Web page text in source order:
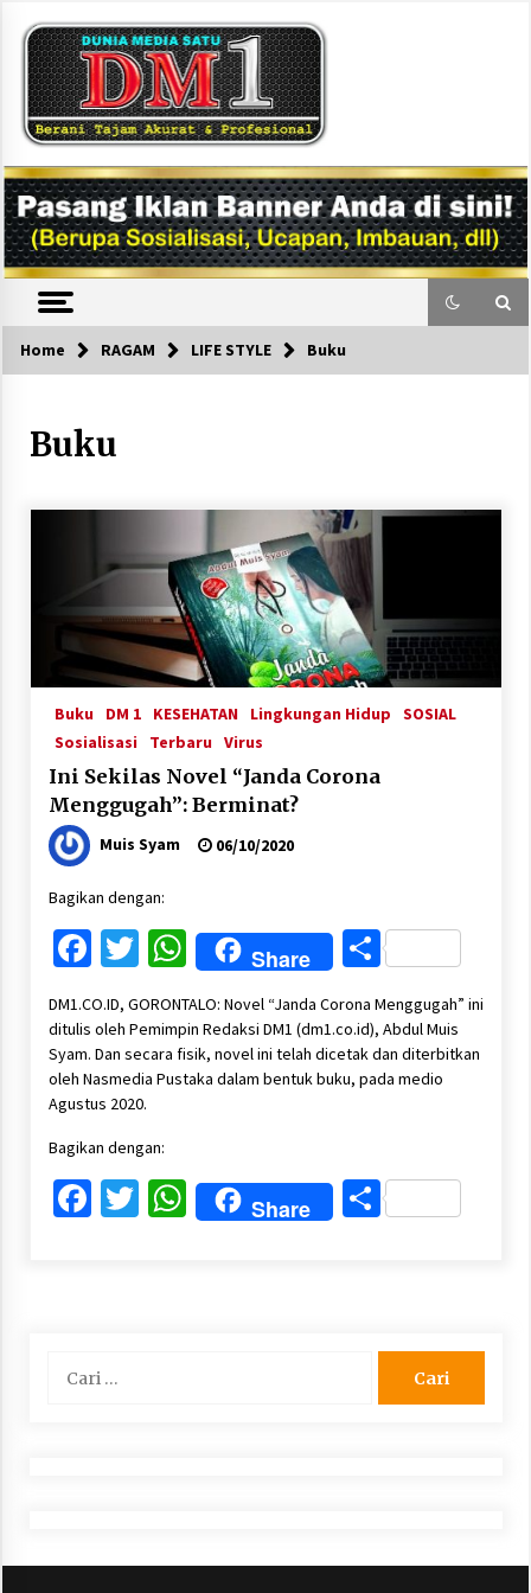
content
DM1
Home RAGAM LIFE STYLE Buku
Buku
Buku DM 1 KESEHATAN Lingkungan Hidup
SOSIAL
Sosialisasi
Terbaru Virus
Ini Sekilas Novel “Janda Corona
Menggugah”: Berminat?
Muis Syam 06/10/2020
Bagikan dengan:
Facebook
Twitter
WhatsApp
Share Share
DM1.CO.ID, GORONTALO: Novel “Janda Corona Menggugah” ini
ditulis oleh Pemimpin Redaksi DM1 (dm1.co.id), Abdul Muis
Syam. Dan secara fisik, novel ini telah dicetak dan diterbitkan
oleh Nasmedia Pustaka dalam bentuk buku, pada medio
Agustus 2020.
Bagikan dengan:
Facebook
Twitter
WhatsApp
Share Share
untuk: